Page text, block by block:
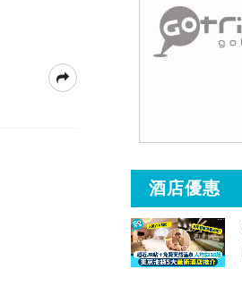
酒店優惠